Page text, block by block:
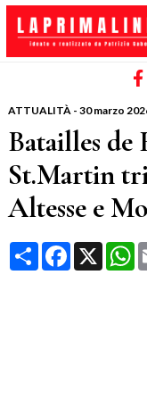
ATTUALITÀ- 30 marzo
Batailles de
St.Martin
Altesse e
CondividiFacebook
X